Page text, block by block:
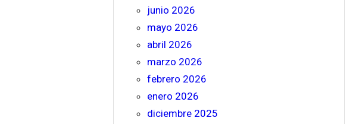
junio 2026
mayo 2026
abril 2026
marzo 2026
febrero 2026
enero 2026
diciembre 2025